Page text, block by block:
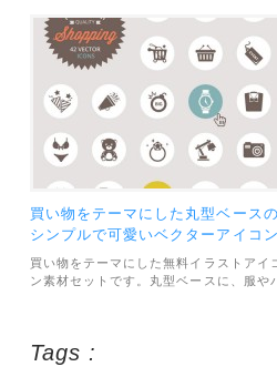
がとっても可愛い雰囲気。全部で100種
のアイコンが収録されていて、利用につ
ては個人・商用問わずOK。また、無料版
ではファイル形式が透過PNGになってい
て、有料版では.aiや.psd形式が収録され
ているそうです。
買い物をテーマにした丸型ベース
シンプルで可愛いベクターアイコ
セット
買い物をテーマにした無料イラストアイ
ン素材セットです。丸型ベースに、服や
意されています。利用範囲については、
人・商用利用問わずOKとなっています。
Tags :